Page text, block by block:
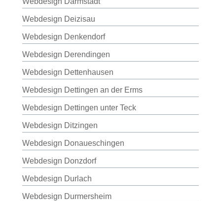
Webdesign Deizisau
Webdesign Denkendorf
Webdesign Derendingen
Webdesign Dettenhausen
Webdesign Dettingen an der Erms
Webdesign Dettingen unter Teck
Webdesign Ditzingen
Webdesign Donaueschingen
Webdesign Donzdorf
Webdesign Durlach
Webdesign Durmersheim